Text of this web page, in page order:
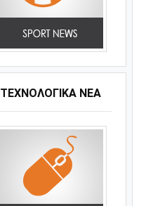
ΤΕΧΝΟΛΟΓΙΚΑ ΝΕΑ